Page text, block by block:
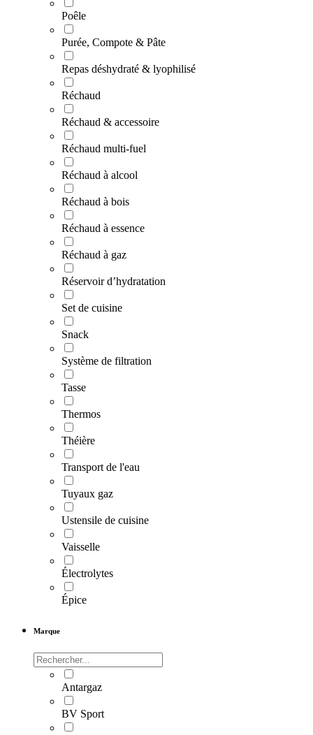
Poêle
Purée, Compote & Pâte
Repas déshydraté & lyophilisé
Réchaud
Réchaud & accessoire
Réchaud multi-fuel
Réchaud à alcool
Réchaud à bois
Réchaud à essence
Réchaud à gaz
Réservoir d’hydratation
Set de cuisine
Snack
Système de filtration
Tasse
Thermos
Théière
Transport de l'eau
Tuyaux gaz
Ustensile de cuisine
Vaisselle
Électrolytes
Épice
Marque
Antargaz
BV Sport